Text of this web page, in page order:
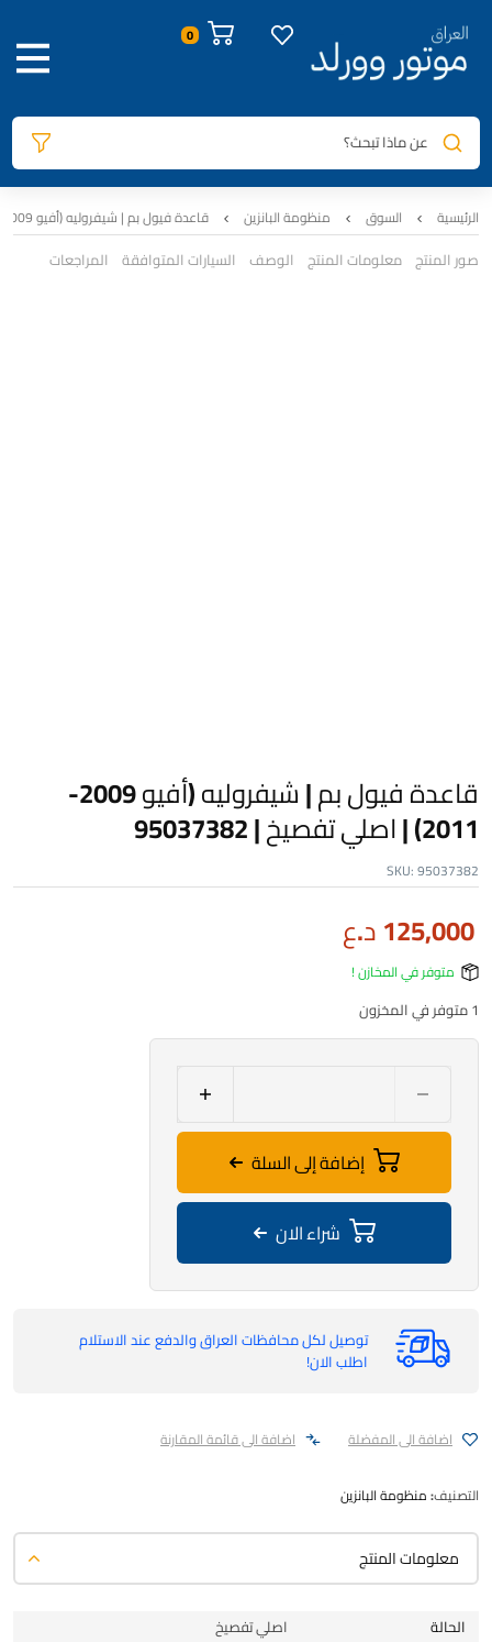
عن ماذا تبحث؟
الرئيسية السوق منظومة البانزين قاعدة فيول بم | شيفروليه (أفيو 2009-2011) | اصلي تفصيخ | 95037382
صور المنتج معلومات المنتج الوصف السيارات المتوافقة المراجعات
قاعدة فيول بم | شيفروليه (أفيو 2009-
2011) | اصلي تفصيخ | 95037382
SKU:95037382
125,000د.ع
متوفر في المخازن !
1 متوفر في المخزون
إضافة إلى السلة
شراء الان
توصيل لكل محافظات العراق والدفع عند الاستلام
اطلب الان!
اضافة الى المفضلة اضافة الى قائمة المقارنة
التصنيف:منظومة البانزين
معلومات المنتج
الحالة اصلي تفصيخ